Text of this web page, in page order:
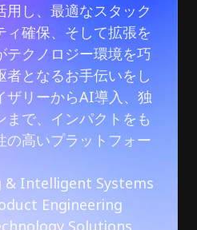
し、最適なスタック
ィ確保、そして拡張を
テクノロジー環境を巧
となるお手伝いをし
ザリーからAI導入、独
まで、インパクトをも
の高いプラットフォー
& Intelligent Systems
Engineering
Solutions